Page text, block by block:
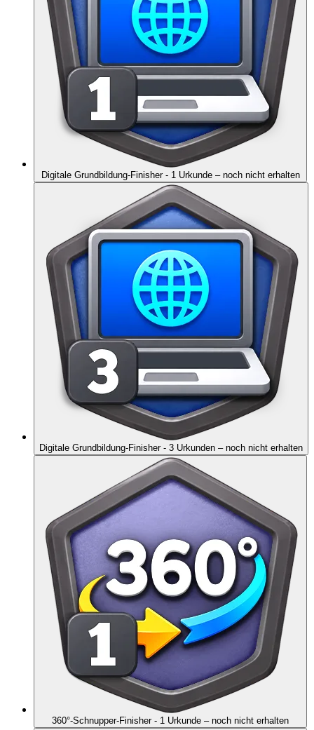
Digitale Grundbildung-Finisher - 1 Urkunde – noch nicht erhalten
Digitale Grundbildung-Finisher - 3 Urkunden – noch nicht erhalten
360°-Schnupper-Finisher - 1 Urkunde – noch nicht erhalten